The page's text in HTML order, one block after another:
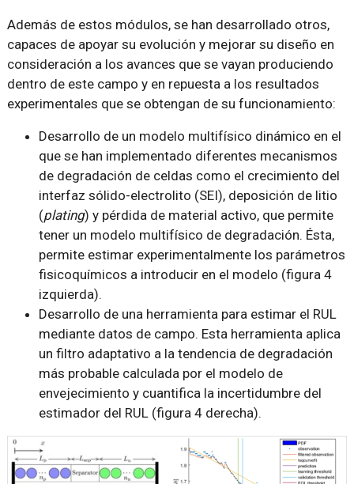
Además de estos módulos, se han desarrollado otros,
capaces de apoyar su evolución y mejorar su diseño en
consideración a los avances que se vayan produciendo
dentro de este campo y en repuesta a los resultados
experimentales que se obtengan de su funcionamiento:
Desarrollo de un modelo multifísico dinámico en el
que se han implementado diferentes mecanismos
de degradación de celdas como el crecimiento del
interfaz sólido-electrolito (SEI), deposición de litio
(plating) y pérdida de material activo, que permite
tener un modelo multifísico de degradación. Ésta,
permite estimar experimentalmente los parámetros
fisicoquímicos a introducir en el modelo (figura 4
izquierda).
Desarrollo de una herramienta para estimar el RUL
mediante datos de campo. Esta herramienta aplica
un filtro adaptativo a la tendencia de degradación
más probable calculada por el modelo de
envejecimiento y cuantifica la incertidumbre del
estimador del RUL (figura 4 derecha).